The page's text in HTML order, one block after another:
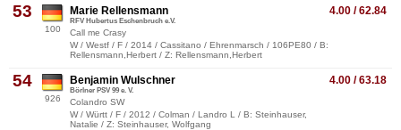
53
100
4.00 / 62.84
Marie Rellensmann
RFV Hubertus Eschenbruch e.V.
Call me Crasy
W / Westf / F / 2014 / Cassitano / Ehrenmarsch / 106PE80 / B:
Rellensmann,Herbert / Z: Rellensmann,Herbert
54
926
4.00 / 63.18
Benjamin Wulschner
Börlner PSV 99 e. V.
Colandro SW
W / Württ / F / 2012 / Colman / Landro L / B: Steinhauser,
Natalie / Z: Steinhauser, Wolfgang